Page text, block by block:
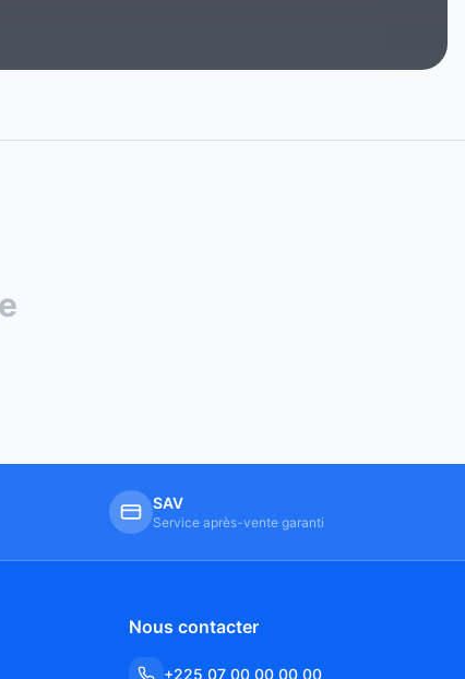
SAV
Service après-vente garanti
Nous contacter
+225 07 00 00 00 00